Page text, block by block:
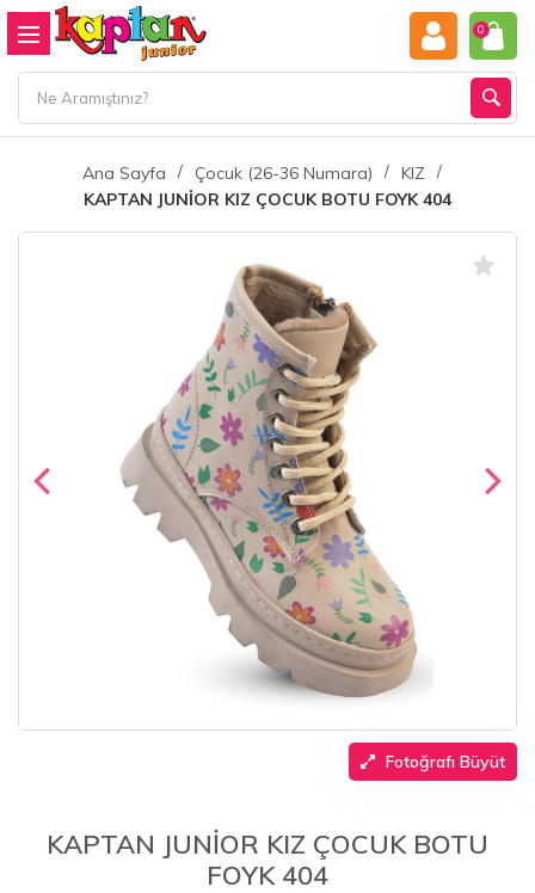
0
Ana Sayfa Çocuk (26-36 Numara)
KIZ
KAPTAN JUNİOR KIZ ÇOCUK BOTU FOYK 404
Fotoğrafı Büyüt
KAPTAN JUNİOR KIZ ÇOCUK BOTU
FOYK 404